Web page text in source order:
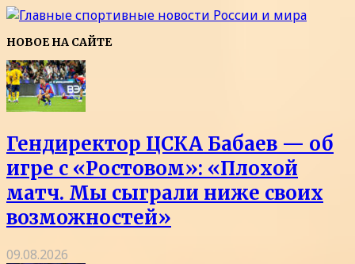
НОВОЕ НА САЙТЕ
Гендиректор ЦСКА Бабаев — об
игре с «Ростовом»: «Плохой
матч. Мы сыграли ниже своих
возможностей»
09.08.2026